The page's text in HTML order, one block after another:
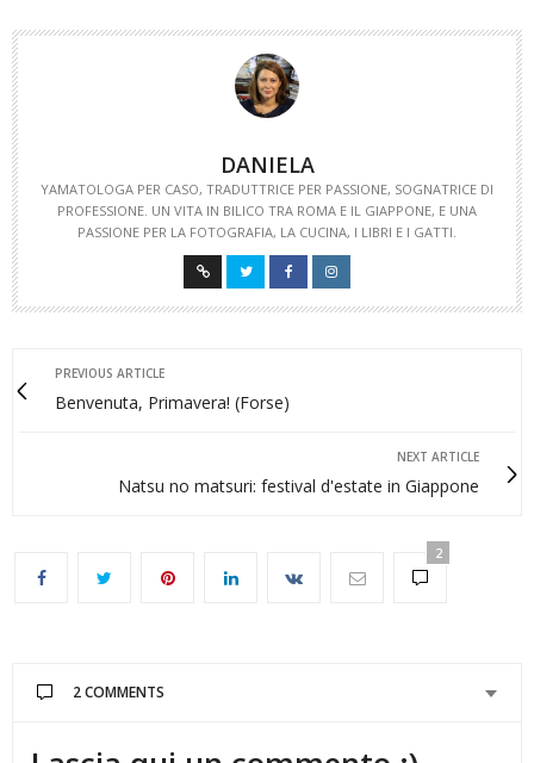
DANIELA
YAMATOLOGA PER CASO, TRADUTTRICE PER PASSIONE, SOGNATRICE DI
PROFESSIONE. UN VITA IN BILICO TRA ROMA E IL GIAPPONE, E UNA
PASSIONE PER LA FOTOGRAFIA, LA CUCINA, I LIBRI E I GATTI.
PREVIOUS ARTICLE
Benvenuta, Primavera! (Forse)
NEXT ARTICLE
Natsu no matsuri: festival d'estate in Giappone
2
2 COMMENTS